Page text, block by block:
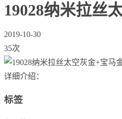
19028纳米拉丝
2019-10-30
35次
详细介绍：
标签